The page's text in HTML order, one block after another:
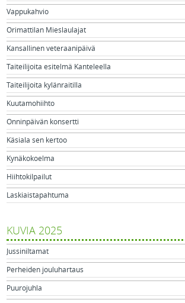
Vappukahvio
Orimattilan Mieslaulajat
Kansallinen veteraanipäivä
Taiteilijoita esitelmä Kanteleella
Taiteilijoita kylänraitilla
Kuutamohiihto
Onninpäivän konsertti
Käsiala sen kertoo
Kynäkokoelma
Hiihtokilpailut
Laskiaistapahtuma
KUVIA 2025
Jussiniltamat
Perheiden jouluhartaus
Puurojuhla